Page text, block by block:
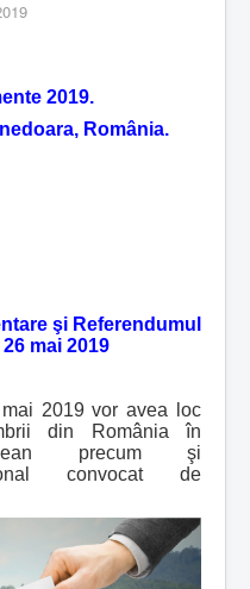
2019.
România.
şi Referendumul
mai 2019
vor avea loc
din România în
precum şi
convocat de